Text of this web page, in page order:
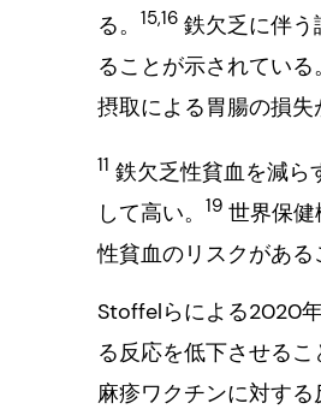
る。 15,16 鉄欠乏に伴
ることが示されている。
摂取による胃腸の損失
11 鉄欠乏性貧血を減ら
して高い。 19 世界保
性貧血のリスクがある
Stoffelらによる2020
る反応を低下させるこ
麻疹ワクチンに対する